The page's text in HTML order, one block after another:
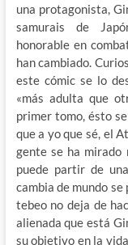
una protagonista,
samurais de
honorable en
han cambiado.
este cómic se lo
«más adulta que
primer tomo, ésto
que a yo que sé, el
gente se ha mirado
puede partir de
cambia de mundo se
tebeo no deja de
alienada que está
su objetivo en la